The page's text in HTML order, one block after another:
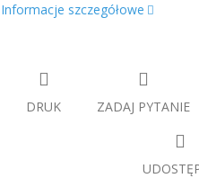
Informacje szczegółowe
DRUK ZADAJ PYTANIE